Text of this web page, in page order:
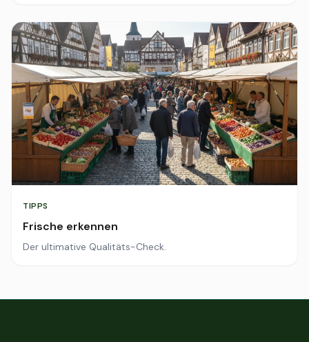
TIPPS
Frische erkennen
Der ultimative Qualitäts-Check.